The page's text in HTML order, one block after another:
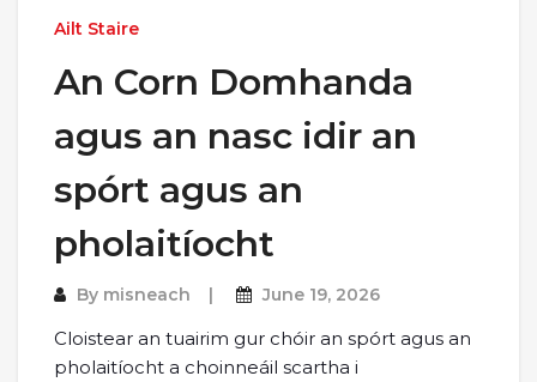
Ailt Staire
An Corn Domhanda
agus an nasc idir an
spórt agus an
pholaitíocht
By misneach June 19, 2026
Cloistear an tuairim gur chóir an spórt agus an
pholaitíocht a choinneáil scartha i